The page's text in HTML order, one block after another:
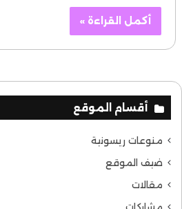
أكمل القراءة »
أقسام الموقع
منوعات ريسونية
ضيف الموقع
مقالات